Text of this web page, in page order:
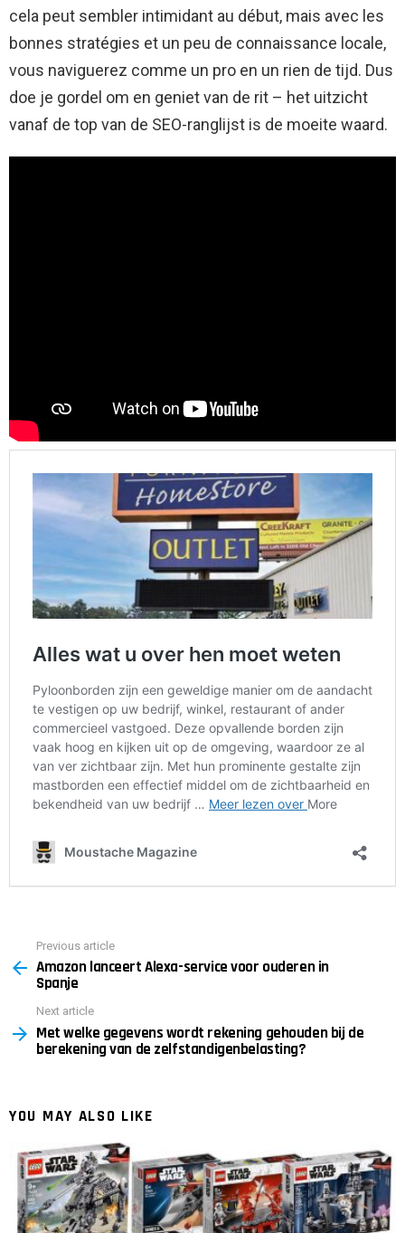
cela peut sembler intimidant au début, mais avec les
bonnes stratégies et un peu de connaissance locale,
vous naviguerez comme un pro en un rien de tijd. Dus
doe je gordel om en geniet van de rit – het uitzicht
vanaf de top van de SEO-ranglijst is de moeite waard.
more
Previous article
Amazon lanceert Alexa-service voor ouderen in
Spanje
Next article
Met welke gegevens wordt rekening gehouden bij de
berekening van de zelfstandigenbelasting?
YOU MAY ALSO LIKE